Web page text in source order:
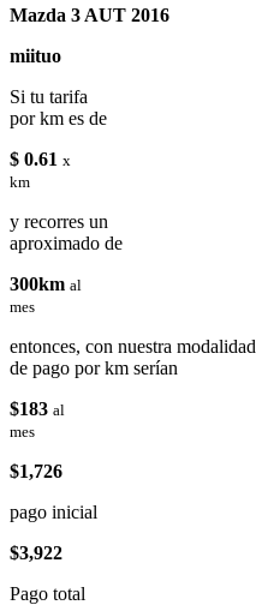
Mazda 3 AUT 2016
miituo
Si tu tarifa
por km es de
$ 0.61 x
km
y recorres un
aproximado de
300km al
mes
entonces, con nuestra modalidad
de pago por km serían
$183 al
mes
$1,726
pago inicial
$3,922
Pago total